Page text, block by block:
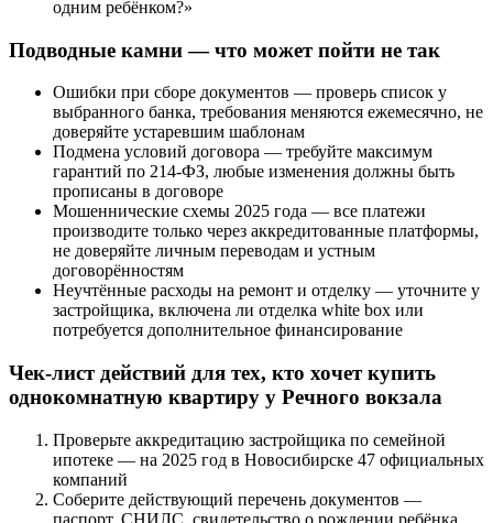
одним ребёнком?»
Подводные камни — что может пойти не так
Ошибки при сборе документов — проверь список у
выбранного банка, требования меняются ежемесячно, не
доверяйте устаревшим шаблонам
Подмена условий договора — требуйте максимум
гарантий по 214-ФЗ, любые изменения должны быть
прописаны в договоре
Мошеннические схемы 2025 года — все платежи
производите только через аккредитованные платформы,
не доверяйте личным переводам и устным
договорённостям
Неучтённые расходы на ремонт и отделку — уточните у
застройщика, включена ли отделка white box или
потребуется дополнительное финансирование
Чек-лист действий для тех, кто хочет купить
однокомнатную квартиру у Речного вокзала
Проверьте аккредитацию застройщика по семейной
ипотеке — на 2025 год в Новосибирске 47 официальных
компаний
Соберите действующий перечень документов —
паспорт, СНИЛС, свидетельство о рождении ребёнка